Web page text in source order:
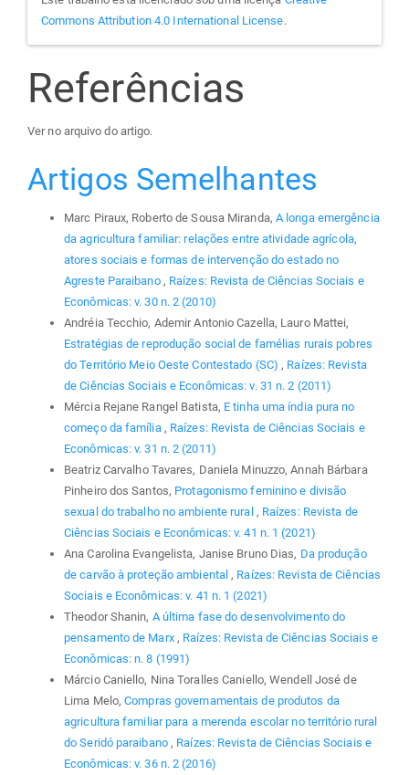
Commons Attribution 4.0 International License.
Referências
Ver no arquivo do artigo.
Artigos Semelhantes
Marc Piraux, Roberto de Sousa Miranda, A longa emergência
da agricultura familiar: relações entre atividade agrícola,
atores sociais e formas de intervenção do estado no
Agreste Paraibano , Raízes: Revista de Ciências Sociais e
Econômicas: v. 30 n. 2 (2010)
Andréia Tecchio, Ademir Antonio Cazella, Lauro Mattei,
Estratégias de reprodução social de famélias rurais pobres
do Território Meio Oeste Contestado (SC) , Raízes: Revista
de Ciências Sociais e Econômicas: v. 31 n. 2 (2011)
Mércia Rejane Rangel Batista, E tinha uma índia pura no
começo da família , Raízes: Revista de Ciências Sociais e
Econômicas: v. 31 n. 2 (2011)
Beatriz Carvalho Tavares, Daniela Minuzzo, Annah Bárbara
Pinheiro dos Santos, Protagonismo feminino e divisão
sexual do trabalho no ambiente rural , Raízes: Revista de
Ciências Sociais e Econômicas: v. 41 n. 1 (2021)
Ana Carolina Evangelista, Janise Bruno Dias, Da produção
de carvão à proteção ambiental , Raízes: Revista de Ciências
Sociais e Econômicas: v. 41 n. 1 (2021)
Theodor Shanin, A última fase do desenvolvimento do
pensamento de Marx , Raízes: Revista de Ciências Sociais e
Econômicas: n. 8 (1991)
Márcio Caniello, Nina Toralles Caniello, Wendell José de
Lima Melo,Compras governamentais de produtos da
agricultura familiar para a merenda escolar no território rural
do Seridó paraibano , Raízes: Revista de Ciências Sociais e
Econômicas: v. 36 n. 2 (2016)